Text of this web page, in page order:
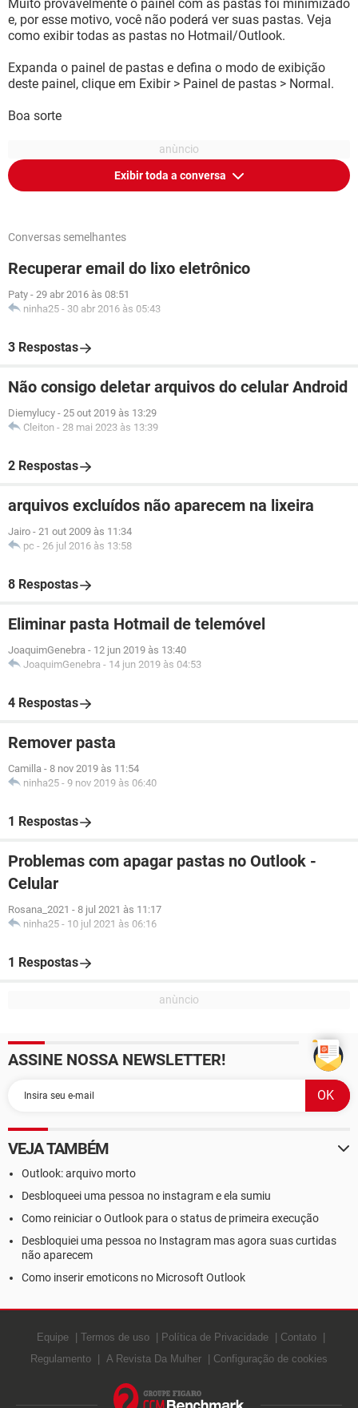
Muito provavelmente o painel com as pastas foi minimizado
e, por esse motivo, você não poderá ver suas pastas. Veja
como exibir todas as pastas no Hotmail/Outlook.
Expanda o painel de pastas e defina o modo de exibição
deste painel, clique em Exibir > Painel de pastas > Normal.
Boa sorte
Exibir toda a conversa
Conversas semelhantes
Recuperar email do lixo eletrônico
Paty - 29 abr 2016 às 08:51
ninha25 - 30 abr 2016 às 05:43
3 Respostas
Não consigo deletar arquivos do celular Android
Diemylucy - 25 out 2019 às 13:29
Cleiton - 28 mai 2023 às 13:39
2 Respostas
arquivos excluídos não aparecem na lixeira
Jairo - 21 out 2009 às 11:34
pc - 26 jul 2016 às 13:58
8 Respostas
Eliminar pasta Hotmail de telemóvel
JoaquimGenebra - 12 jun 2019 às 13:40
JoaquimGenebra - 14 jun 2019 às 04:53
4 Respostas
Remover pasta
Camilla - 8 nov 2019 às 11:54
ninha25 - 9 nov 2019 às 06:40
1 Respostas
Problemas com apagar pastas no Outlook -
Celular
Rosana_2021 - 8 jul 2021 às 11:17
ninha25 - 10 jul 2021 às 06:16
1 Respostas
ASSINE NOSSA NEWSLETTER!
VEJA TAMBÉM
Outlook: arquivo morto
Desbloqueei uma pessoa no instagram e ela sumiu
Como reiniciar o Outlook para o status de primeira execução
Desbloquiei uma pessoa no Instagram mas agora suas curtidas
não aparecem
Como inserir emoticons no Microsoft Outlook
Equipe Termos de uso Política de Privacidade
Contato
Regulamento
A Revista Da Mulher Configuração de cookies